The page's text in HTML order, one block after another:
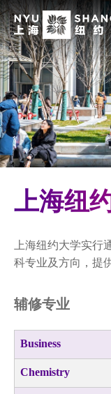
Main Menu CN
本科生教育
校历
学术手册
专业
辅修专业
研究生项目
暑期项目
图书馆
上海纽
上海纽约大学实行
科专业及方向，提
辅修专业
Business
Chemistry